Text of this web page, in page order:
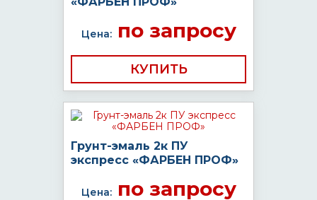
Цена:по запросу
КУПИТЬ
Грунт-эмаль 2к ПУ
экспресс «ФАРБЕН ПРОФ»
Цена:по запросу